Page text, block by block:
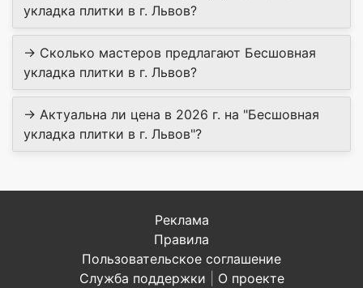
укладка плитки в г. Львов?
→ Сколько мастеров предлагают Бесшовная
укладка плитки в г. Львов?
→ Актуальна ли цена в 2026 г. на "Бесшовная
укладка плитки в г. Львов"?
Реклама
Правила
Пользовательское соглашение
Служба поддержки
О проекте